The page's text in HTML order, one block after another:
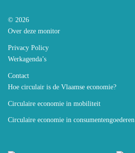
© 2026
Over deze monitor
Privacy Policy
Werkagenda’s
Contact
Hoe circulair is de Vlaamse economie?
Circulaire economie in mobiliteit
Circulaire economie in consumentengoederen